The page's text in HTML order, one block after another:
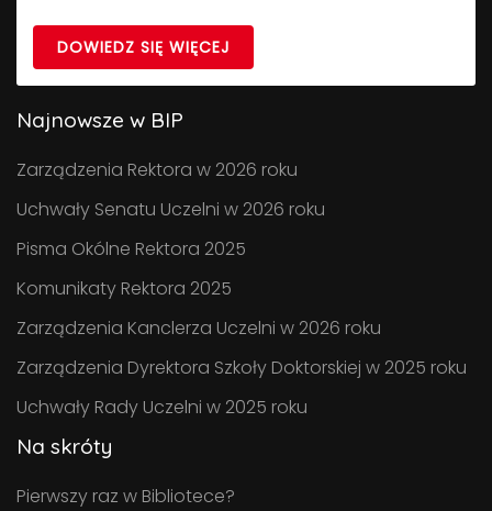
DOWIEDZ SIĘ WIĘCEJ
Najnowsze w BIP
Zarządzenia Rektora w 2026 roku
Uchwały Senatu Uczelni w 2026 roku
Pisma Okólne Rektora 2025
Komunikaty Rektora 2025
Zarządzenia Kanclerza Uczelni w 2026 roku
Zarządzenia Dyrektora Szkoły Doktorskiej w 2025 roku
Uchwały Rady Uczelni w 2025 roku
Na skróty
Pierwszy raz w Bibliotece?